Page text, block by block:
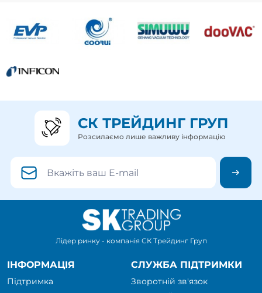
СК ТРЕЙДИНГ ГРУП
Розсилаємо лише важливу інформацію
Лідер ринку - компанія СК Трейдинг Груп
ІНФОРМАЦІЯ
Підтримка
СЛУЖБА ПІДТРИМКИ
Зворотній зв'язок